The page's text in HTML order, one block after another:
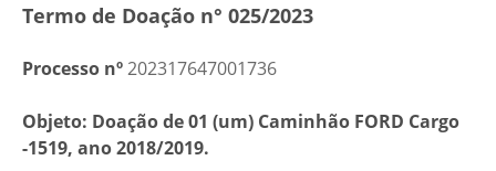
Termo de Doação n° 025/2023
Processo nº202317647001736
Objeto: Doação de 01 (um) Caminhão FORD Cargo
-1519, ano 2018/2019.